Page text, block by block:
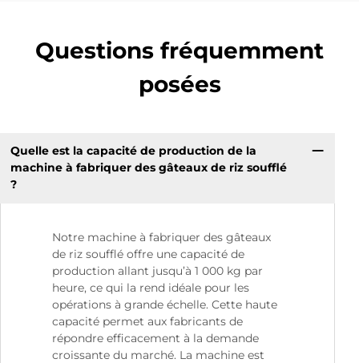
Questions fréquemment
posées
Quelle est la capacité de production de la
machine à fabriquer des gâteaux de riz soufflé
?
Notre machine à fabriquer des gâteaux
de riz soufflé offre une capacité de
production allant jusqu’à 1 000 kg par
heure, ce qui la rend idéale pour les
opérations à grande échelle. Cette haute
capacité permet aux fabricants de
répondre efficacement à la demande
croissante du marché. La machine est